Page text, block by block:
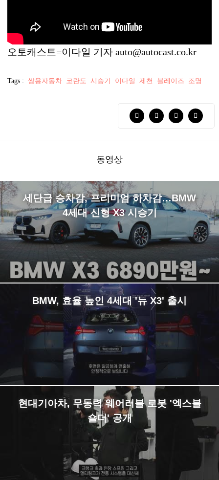
오토캐스트=이다일 기자 auto@autocast.co.kr
Tags : 쌍용자동차 코란도 시승기 이다일 제천 블레이즈 조명
동영상
세단급 승차감, 프리미엄 하차감…BMW
4세대 신형 X3 시승기
BMW, 효율 높인 4세대 '뉴 X3' 출시
현대기아차, 무동력 웨어러블 로봇 '엑스블
숄더' 공개